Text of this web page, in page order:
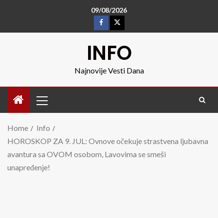
09/08/2026
INFO
Najnovije Vesti Dana
Home
Info
HOROSKOP ZA 9. JUL: Ovnove očekuje strastvena ljubavna
avantura sa OVOM osobom, Lavovima se smeši
unapređenje!